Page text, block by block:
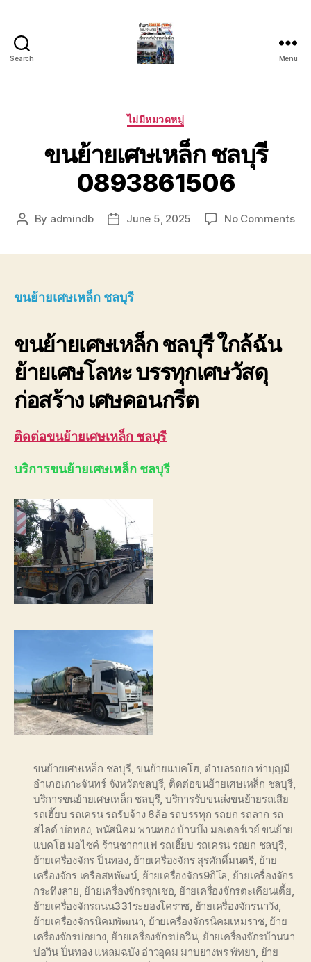
Search
ลาก
รถ
สไลด์
ชลบุรี
24
ชั่วโมง
0802220366
Menu
Categories
ไม่มีหมวดหมู่
ขนย้ายเศษเหล็ก ชลบุรี
0893861506
Post
By admindb
PostJune 5, 2025 No Commentson
ขนย้ายเศษเหล็ก ชลบุรี
ขนย้ายเศษเหล็ก ชลบุรี ใกล้ฉัน
ย้ายเศษโลหะ บรรทุกเศษวัสดุ
ก่อสร้าง เศษคอนกรีต
ติดต่อขนย้ายเศษเหล็ก ชลบุรี
บริการขนย้ายเศษเหล็ก ชลบุรี
ขนย้ายเศษเหล็ก ชลบุรี,ขนย้ายแบคโฮ, ตำบลรถยก ท่าบุญมี
อำเภอเกาะจันทร์ จังหวัดชลบุรี, ติดต่อขนย้ายเศษเหล็ก ชลบุรี,
บริการขนย้ายเศษเหล็ก ชลบุรี, บริการรับขนส่งขนย้ายรถเสีย
รถเฮี๊ยบ รถเครน รถรับจ้าง 6ล้อ รถบรรทุก รถยก รถลาก รถ
สไลด์ บ่อทอง, พนัสนิคม พานทอง บ้านบึง มอเตอร์เวย์ ขนย้าย
แบคโฮ มอไซค์ ร้านชากาแฟ รถเฮี๊ยบ รถเครน รถยก ชลบุรี,
ย้ายเครื่องจักร ปิ่นทอง, ย้ายเครื่องจักร สุรศักดิ์มนตรี, ย้าย
เครื่องจักร เครือสหพัฒน์, ย้ายเครื่องจักร9กิโล, ย้ายเครื่องจักร
กระทิงลาย, ย้ายเครื่องจักรจุกเชอ, ย้ายเครื่องจักรตะเคียนเตี้ย,
ย้ายเครื่องจักรถนน331ระยองโคราช, ย้ายเครื่องจักรนาวัง,
ย้ายเครื่องจักรนิคมพัฒนา, ย้ายเครื่องจักรนิคมเหมราช, ย้าย
เครื่องจักรบ่อยาง, ย้ายเครื่องจักรบ่อวิน, ย้ายเครื่องจักรบ้านนา
บ่อวิน ปิ่นทอง แหลมฉบัง อ่าวอุดม มาบยางพร พัทยา, ย้าย